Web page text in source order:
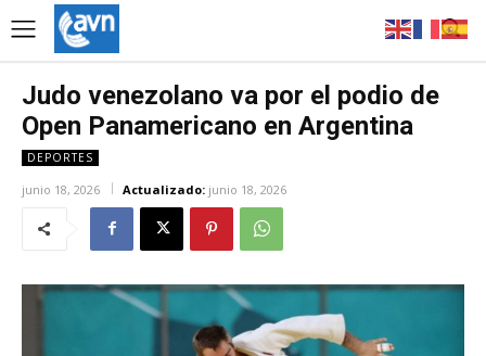
Judo venezolano va por el podio de
Open Panamericano en Argentina
DEPORTES
junio 18, 2026 Actualizado: junio 18, 2026